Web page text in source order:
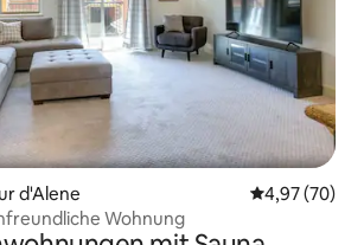
d'Alene
4,97 (70)
Wohnung